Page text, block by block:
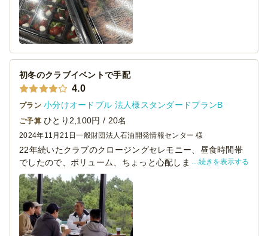
初冬のクラブイベントで手配
4.0
プラン 小分けオードブル 法人様スタンダードプランB
ご予算 ひとり2,100円 / 20名
2024年11月21日一般財団法人石油開発情報センター 様
22年続いたクラブのクロージングセレモニー、昼食時間帯
でしたので、ボリューム、ちょっと心配しましたが、12種
のった個食用ワンプレート、参加者も老難男女幅広い世代
の集まるイベントで、嗜好が分かれてしまうか心配でした
が、見栄えも味も評判よく、またお願いしたいと思いまし
た。
続きを表示する